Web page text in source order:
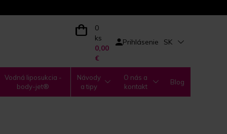
0
ks
0,00
€
Prihlásenie SK
Vodná liposukcia -
body-jet®
Návody
a tipy
O nás a
kontakt
Blog